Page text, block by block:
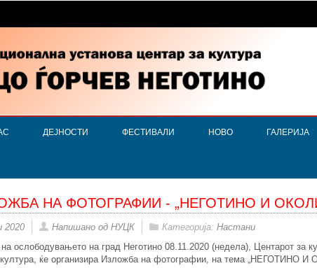
ДЕЈНОСТИ ФЕСТИВАЛИ НОВО ГАЛЕРИЈА
НА ФОТОГРАФИИ - „НЕГОТИНО И
2020 Напишано од НУЦК Категорија: Настани
ослободувањето на град Неготино 08.11.2020 (недела), Центарот за
ќе организира Изложба на фотографии, на тема „НЕГОТИНО И